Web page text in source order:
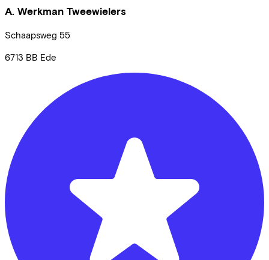
A. Werkman Tweewielers
Schaapsweg 55
6713 BB Ede